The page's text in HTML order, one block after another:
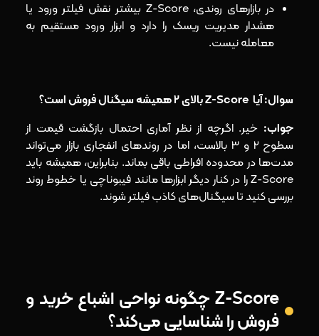
در بازارهای روندی، Z-Score بیشتر نقش فیلتر ورود یا
هشدار مدیریت ریسک را دارد و ابزار ورود مستقیم به
معامله نیست.
سوال: آیا Z-Score بالای 2 همیشه سیگنال فروش است؟
جواب: خیر. اگرچه از نظر آماری احتمال بازگشت قیمت از
سطوح 2 و 3 بالاست، اما در روندهای انفجاری بازار می‌تواند
مدت‌ها در محدوده افراطی باقی بماند. بنابراین، همیشه باید
Z-Score را در کنار دیگر ابزارها مانند فیبوناچی یا خطوط روند
بررسی کنید تا سیگنال‌های کاذب فیلتر شوند.
Z-Score چگونه نواحی اشباع خرید و
فروش را شناسایی می‌کند؟